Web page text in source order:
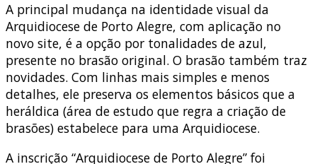
A principal mudança na identidade visual da
Arquidiocese de Porto Alegre, com aplicação no
novo site, é a opção por tonalidades de azul,
presente no brasão original. O brasão também traz
novidades. Com linhas mais simples e menos
detalhes, ele preserva os elementos básicos que a
heráldica (área de estudo que regra a criação de
brasões) estabelece para uma Arquidiocese.
A inscrição “Arquidiocese de Porto Alegre” foi